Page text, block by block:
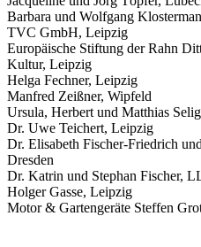
Barbara und Wolfgang
TVC GmbH, Leipzig
Europäische Stiftung der Rahn
Kultur, Leipzig
Helga Fechner, Leipzig
Manfred Zeißner, Wipfeld
Ursula, Herbert und Matthias
Dr. Uwe Teichert, Leipzig
Dr. Elisabeth Fischer-Friedrich
Dresden
Dr. Katrin und Stephan Fischer,
Holger Gasse, Leipzig
Motor & Gartengeräte Steffen